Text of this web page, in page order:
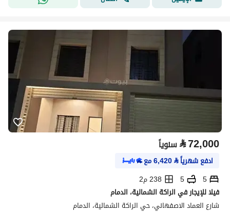
⃁72,000 سنوياً
ادفع شهرياً⃁
6,420مع
5
5
238 م2
فيلا للإيجار في الراكة الشمالية، الدمام
شارع العماد الاصفهاني، حي الراكة الشمالية، الدمام